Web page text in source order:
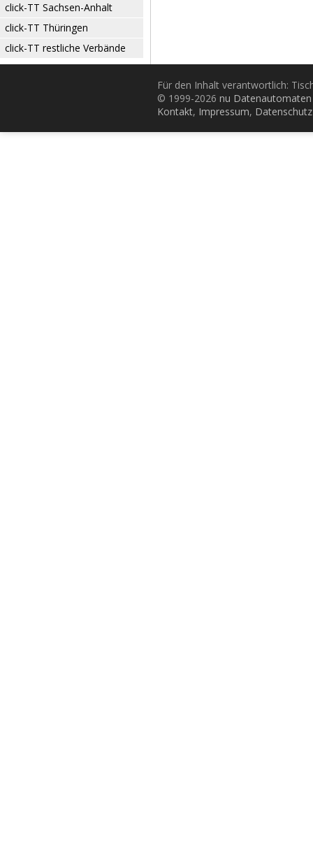
click-TT Sachsen-Anhalt
click-TT Thüringen
click-TT restliche Verbände
Für den Inhalt verantwortlich:
© 1999-2026 nu
Kontakt, Impressum, Datenschutz